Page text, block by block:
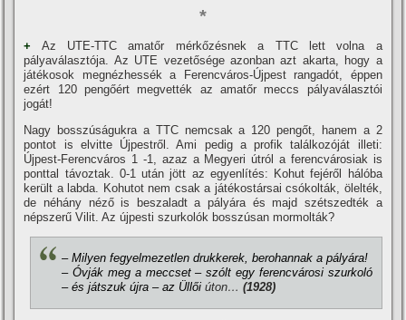
*
+ Az UTE-TTC amatőr mérkőzésnek a TTC lett volna a
pályaválasztója. Az UTE vezetősége azonban azt akarta, hogy a
játékosok megnézhessék a Ferencváros-Újpest rangadót, éppen
ezért 120 pengőért megvették az amatőr meccs pályaválasztói
jogát!
Nagy bosszúságukra a TTC nemcsak a 120 pengőt, hanem a 2
pontot is elvitte Újpestről. Ami pedig a profik találkozóját illeti:
Újpest-Ferencváros 1 -1, azaz a Megyeri útról a ferencvárosiak is
ponttal távoztak. 0-1 után jött az egyenlí­tés: Kohut fejéről hálóba
került a labda. Kohutot nem csak a játékostársai csókolták, ölelték,
de néhány néző is beszaladt a pályára és majd szétszedték a
népszerű Vilit. Az újpesti szurkolók bosszúsan mormolták?
– Milyen fegyelmezetlen drukkerek, berohannak a pályára!
– Óvják meg a meccset – szólt egy ferencvárosi szurkoló
– és játszuk újra – az Üllői úton… (1928)